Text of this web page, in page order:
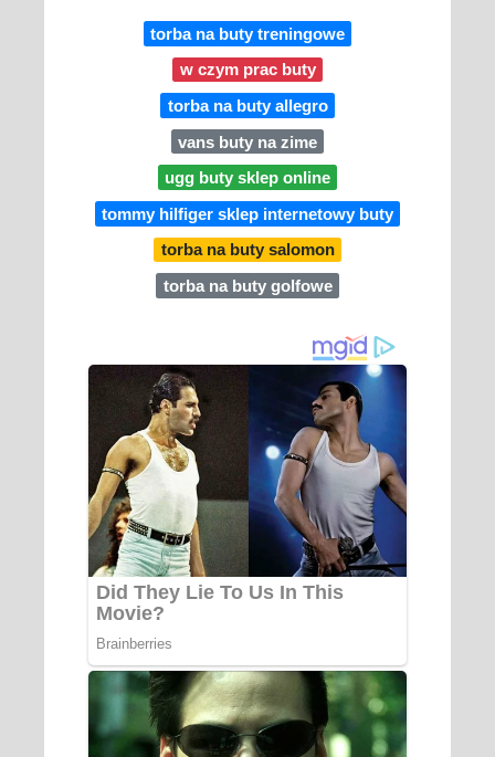
torba na buty treningowe
w czym prac buty
torba na buty allegro
vans buty na zime
ugg buty sklep online
tommy hilfiger sklep internetowy buty
torba na buty salomon
torba na buty golfowe